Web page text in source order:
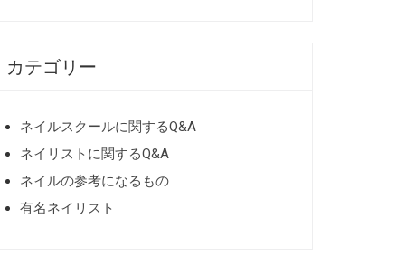
カテゴリー
ネイルスクールに関するQ&A
ネイリストに関するQ&A
ネイルの参考になるもの
有名ネイリスト